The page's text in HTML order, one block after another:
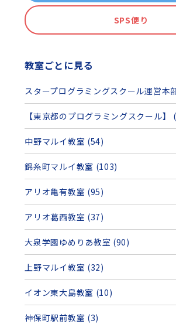
SPS便り
教室ごとに見る
スタープログラミングスクール運営本
【東京都のプログラミングスクール】
中野マルイ教室 (54)
錦糸町マルイ教室 (103)
アリオ亀有教室 (95)
アリオ葛西教室 (37)
大泉学園ゆめりあ教室 (90)
上野マルイ教室 (32)
イオン東大島教室 (10)
神保町駅前教室 (3)